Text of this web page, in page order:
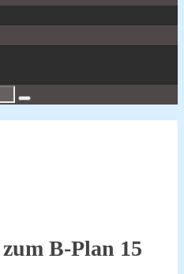
Suchen
B-Plan 15